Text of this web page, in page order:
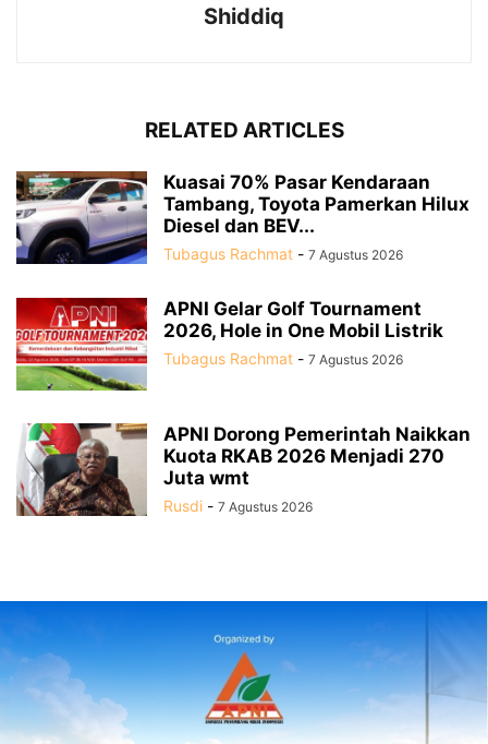
Shiddiq
RELATED ARTICLES
Kuasai 70% Pasar Kendaraan
Tambang, Toyota Pamerkan Hilux
Diesel dan BEV...
Tubagus Rachmat - 7 Agustus 2026
APNI Gelar Golf Tournament
2026, Hole in One Mobil Listrik
Tubagus Rachmat - 7 Agustus 2026
APNI Dorong Pemerintah Naikkan
Kuota RKAB 2026 Menjadi 270
Juta wmt
Rusdi - 7 Agustus 2026